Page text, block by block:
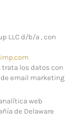
LLC d/b/a , con
trata los datos con
email marketing
web
de Delaware